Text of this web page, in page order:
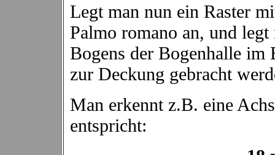
Legt man nun ein Raster
Palmo romano an, und legt
Bogens der Bogenhalle im
zur Deckung gebracht
Man erkennt z.B. eine
entspricht: